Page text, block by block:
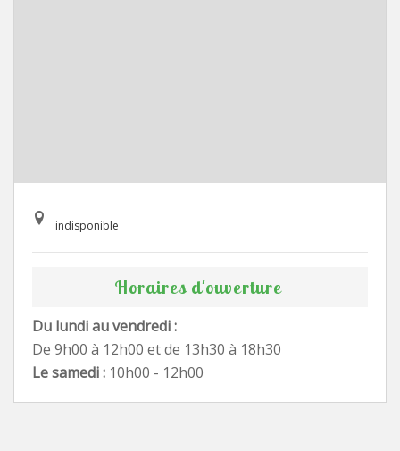
indisponible
Horaires d'ouverture
Du lundi au vendredi :
De 9h00 à 12h00 et de 13h30 à 18h30
Le samedi : 10h00 - 12h00